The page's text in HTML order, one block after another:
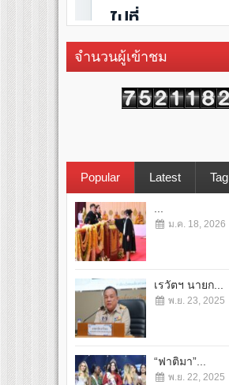
จำนวนผู้เข้าชม
Popular Latest Tag
...
ม.ค. 18, 2026
เรวัตฯ นายก...
พ.ย. 23, 2025
“ฟาติมา”...
พ.ย. 22, 2025